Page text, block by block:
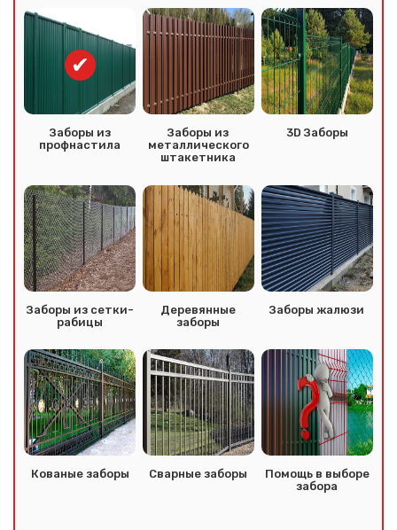
Заборы из
профнастила
Заборы из
металлического
штакетника
3D Заборы
Заборы из сетки-
рабицы
Деревянные
заборы
Заборы жалюзи
Кованые заборы Сварные заборы
Помощь в выборе
забора